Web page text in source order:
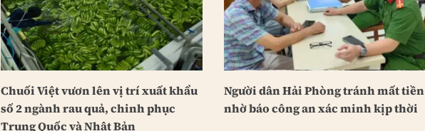
Chuối Việt vươn lên vị trí xuất khẩu
số 2 ngành rau quả, chinh phục
Trung Quốc và Nhật Bản
Người dân Hải Phòng tránh mất tiền
nhờ báo công an xác minh kịp thời